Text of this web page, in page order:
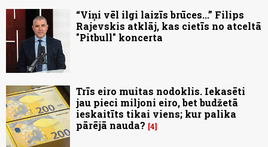
“Viņi vēl ilgi laizīs brūces...” Filips
Rajevskis atklāj, kas cietīs no atceltā
"Pitbull" koncerta
Trīs eiro muitas nodoklis. Iekasēti
jau pieci miljoni eiro, bet budžetā
ieskaitīts tikai viens; kur palika
pārējā nauda? 4